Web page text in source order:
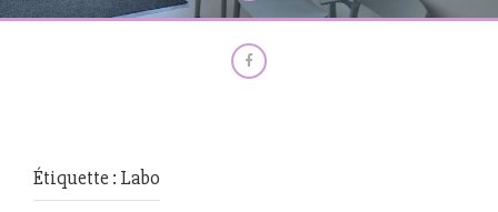
Étiquette : Labo